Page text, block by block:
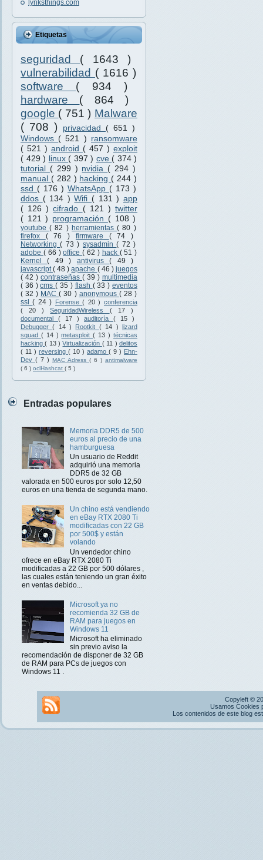
lynksthings.com
Etiquetas
seguridad ( 1643 )
vulnerabilidad ( 1616 )
software ( 934 )
hardware ( 864 )
google ( 751 ) Malware
( 708 )
privacidad ( 651 )
Windows ( 521 ) ransomware
( 521 ) android ( 457 ) exploit
( 429 ) linux ( 397 ) cve ( 374 )
tutorial ( 299 ) nvidia ( 294 )
manual ( 282 ) hacking ( 244 )
ssd ( 176 ) WhatsApp ( 173 )
ddos ( 134 )Wifi ( 131 ) app
( 126 )cifrado ( 121 )twitter
( 121 ) programación ( 108 )
youtube( 82 ) herramientas( 80 )
firefox ( 76 ) firmware ( 74 )
Networking( 73 ) sysadmin( 72 )
adobe ( 66 )office( 62 ) hack ( 51 )
Kernel( 49 ) antivirus( 49 )
javascript( 48 )apache ( 46 ) juegos
( 42 ) contraseñas ( 39 ) multimedia
( 36 )cms( 35 ) flash ( 33 )eventos
( 32 ) MAC( 30 ) anonymous ( 28 )
ssl( 24 ) Forense( 20 ) conferencia
( 20 )SeguridadWireless ( 17 )
documental ( 17 ) auditoría ( 15 )
Debugger( 14 ) Rootkit ( 14 ) lizard
squad ( 14 )metasploit( 13 ) técnicas
hacking( 13 )Virtualización ( 11 ) delitos
( 11 ) reversing ( 10 ) adamo ( 9 ) Ehn-
Dev ( 7 ) MAC Adress ( 6 ) antimalware
( 6 ) oclHashcat ( 5 )
Entradas populares
Memoria DDR5 de 500
euros al precio de una
hamburguesa
Un usuario de Reddit
adquirió una memoria
DDR5 de 32 GB
valorada en 500 euros por solo 12,50
euros en una tienda de segunda mano.
Un chino está vendiendo
en eBay RTX 2080 Ti
modificadas con 22 GB
por 500$ y están
volando
Un vendedor chino
ofrece en eBay RTX 2080 Ti
modificadas a 22 GB por 500 dólares ,
las cuales están teniendo un gran éxito
en ventas debido...
Microsoft ya no
recomienda 32 GB de
RAM para juegos en
Windows 11
Microsoft ha eliminado
sin previo aviso la
recomendación de disponer de 32 GB
de RAM para PCs de juegos con
Windows 11 .
Copyleft ©
Usamos Cookies
Los contenidos de este blog